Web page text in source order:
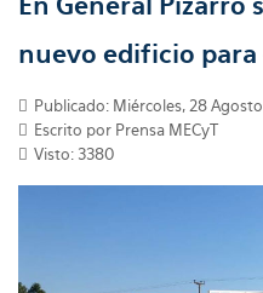
nuevo edificio para
Publicado: Miércoles, 28 Agosto
Escrito por Prensa MECyT
Visto: 3380